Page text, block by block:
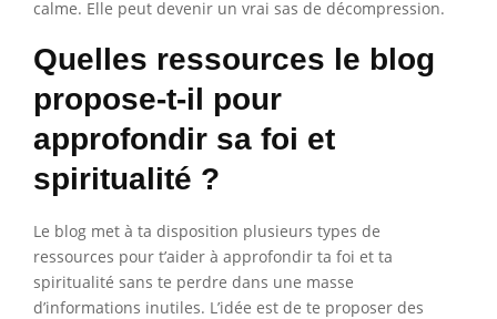
calme. Elle peut devenir un vrai sas de décompression.
Quelles ressources le blog
propose-t-il pour
approfondir sa foi et
spiritualité ?
Le blog met à ta disposition plusieurs types de
ressources pour t’aider à approfondir ta foi et ta
spiritualité sans te perdre dans une masse
d’informations inutiles. L’idée est de te proposer des